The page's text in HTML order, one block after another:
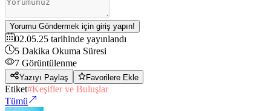
Yorumu Göndermek için giriş yapın!
02.05.25 tarihinde yayınlandı
5 Dakika Okuma Süresi
7 Görüntülenme
Yazıyı Paylaş Favorilere Ekle
Etiket#Keşifler ve Buluşlar
Tümü